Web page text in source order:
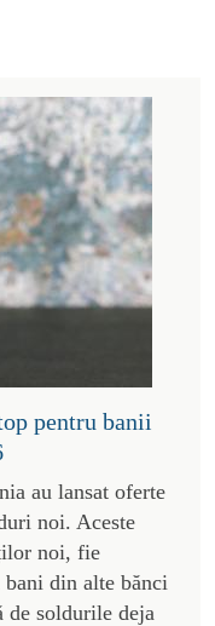
pentru banii
au lansat oferte
noi. Aceste
noi, fie
din alte bănci
de soldurile deja